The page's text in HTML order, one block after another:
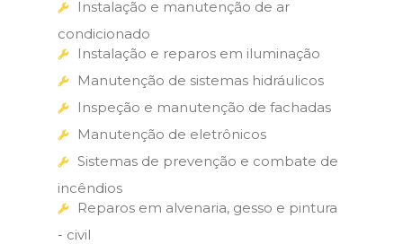
Instalação e manutenção de ar
condicionado
Instalação e reparos em iluminação
Manutenção de sistemas hidráulicos
Inspeção e manutenção de fachadas
Manutenção de eletrônicos
Sistemas de prevenção e combate de
incêndios
Reparos em alvenaria, gesso e pintura
- civil